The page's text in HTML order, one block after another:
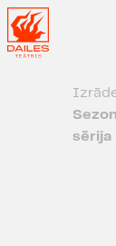
sērija